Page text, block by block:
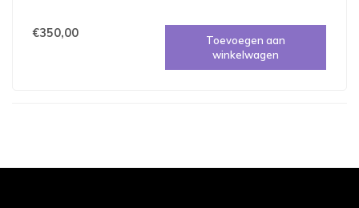
€350,00
Toevoegen aan
winkelwagen